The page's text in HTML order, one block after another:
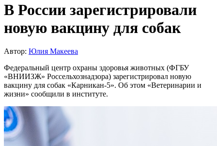
В России зарегистрировали
новую вакцину для собак
Автор: Юлия Макеева
Федеральный центр охраны здоровья животных (ФГБУ
«ВНИИЗЖ» Россельхознадзора) зарегистрировал новую
вакцину для собак «Карникан-5». Об этом «Ветеринарии и
жизни» сообщили в институте.